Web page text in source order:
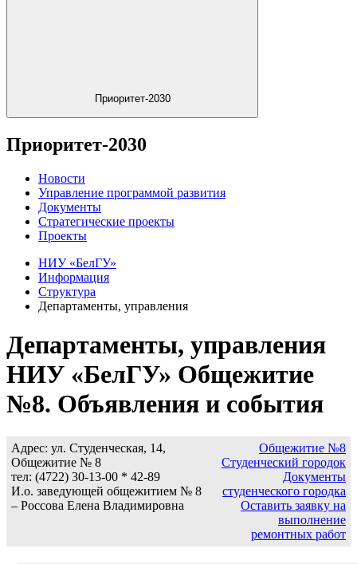
Приоритет-2030
Приоритет-2030
Новости
Управление программой развития
Документы
Стратегические проекты
Проекты
НИУ «БелГУ»
Информация
Структура
Департаменты, управления
Департаменты, управления
НИУ «БелГУ» Общежитие
№8. Объявления и события
Адрес: ул. Студенческая, 14,
Общежитие № 8
тел: (4722) 30-13-00 * 42-89
И.о. заведующей общежитием № 8
– Россова Елена Владимировна
Общежитие №8
Студенческий городок
Документы
студенческого городка
Оставить заявку на
выполнение
ремонтных работ